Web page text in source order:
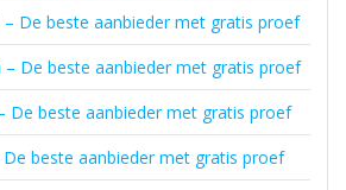
– De beste aanbieder met gratis proef
– De beste aanbieder met gratis proef
De beste aanbieder met gratis proef
De beste aanbieder met gratis proef